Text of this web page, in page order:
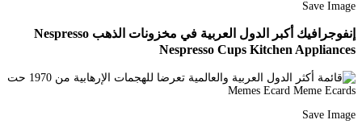
Save Image
إنفوجرافيك أكبر الدول العربية في مخزونات الذهب Nespresso
Nespresso Cups Kitchen Appliances
Save Image